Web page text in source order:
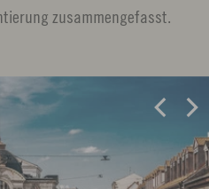
zusammengefasst.